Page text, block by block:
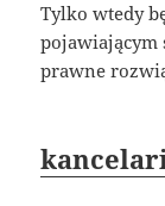
Tylko wtedy
pojawiającym
prawne